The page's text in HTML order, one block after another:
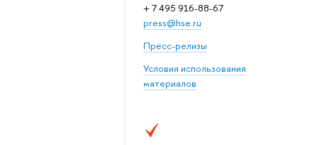
+ 7 495 916-88-67
press@hse.ru
Пресс-релизы
Условия использования
материалов